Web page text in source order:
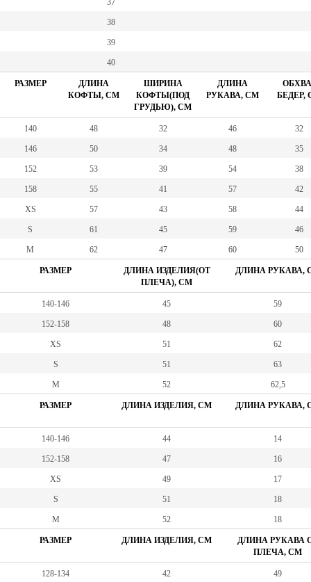
37
38
39
40
РАЗМЕР
ДЛИНА
КОФТЫ, СМ
ШИРИНА
КОФТЫ(ПОД
ГРУДЬЮ), СМ
ДЛИНА
РУКАВА, СМ
БЕДЕР,
140 48 32 46 32
146 50 34 48 35
152 53 39 54 38
158 55 41 57 42
XS 57 43 58 44
S 61 45 59 46
M 62 47 60 50
РАЗМЕР
ДЛИНА ИЗДЕЛИЯ(ОТ
ПЛЕЧА), СМ
ДЛИНА РУКАВА,
140-146 45 59
152-158 48 60
XS 51 62
S 51 63
M 52 62,5
РАЗМЕР ДЛИНА ИЗДЕЛИЯ, СМ ДЛИНА РУКАВА,
140-146 44 14
152-158 47 16
XS 49 17
S 51 18
M 52 18
РАЗМЕР ДЛИНА ИЗДЕЛИЯ, СМ
ДЛИНА РУКАВА
ПЛЕЧА, СМ
128-134 42 49